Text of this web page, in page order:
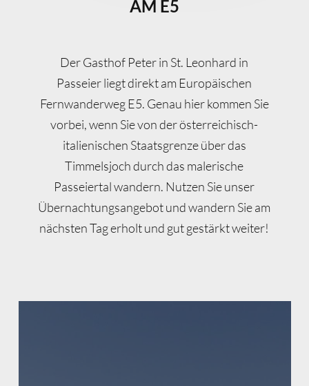
AM E5
Der Gasthof Peter in St. Leonhard in
Passeier liegt direkt am Europäischen
Fernwanderweg E5. Genau hier kommen Sie
vorbei, wenn Sie von der österreichisch-
italienischen Staatsgrenze über das
Timmelsjoch durch das malerische
Passeiertal wandern. Nutzen Sie unser
Übernachtungsangebot und wandern Sie am
nächsten Tag erholt und gut gestärkt weiter!